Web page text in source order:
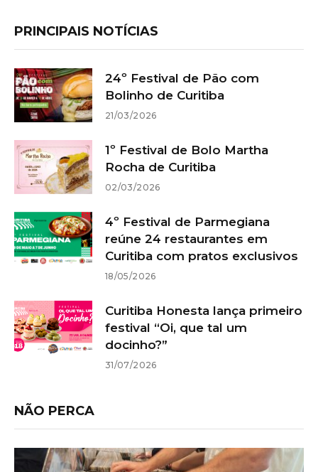
PRINCIPAIS NOTÍCIAS
24º Festival de Pão com
Bolinho de Curitiba
21/03/2026
1º Festival de Bolo Martha
Rocha de Curitiba
02/03/2026
4º Festival de Parmegiana
reúne 24 restaurantes em
Curitiba com pratos exclusivos
18/05/2026
Curitiba Honesta lança primeiro
festival “Oi, que tal um
docinho?”
31/07/2026
NÃO PERCA